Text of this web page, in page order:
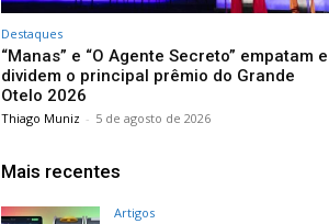
Destaques
“Manas” e “O Agente Secreto” empatam e
dividem o principal prêmio do Grande
Otelo 2026
Thiago Muniz - 5 de agosto de 2026
Mais recentes
Artigos